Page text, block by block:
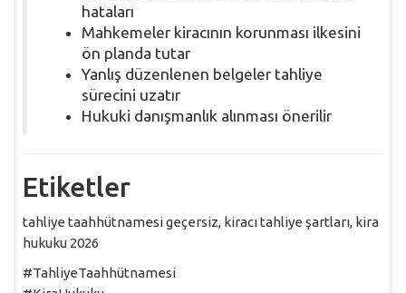
hataları
Mahkemeler kiracının korunması ilkesini
ön planda tutar
Yanlış düzenlenen belgeler tahliye
sürecini uzatır
Hukuki danışmanlık alınması önerilir
Etiketler
tahliye taahhütnamesi geçersiz, kiracı tahliye şartları, kira
hukuku 2026
#TahliyeTaahhütnamesi